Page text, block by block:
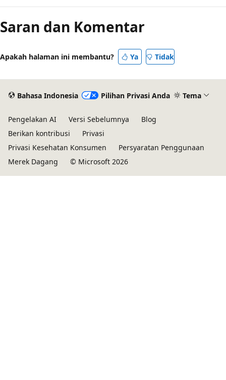
Saran dan Komentar
Apakah halaman ini membantu? Ya Tidak
Bahasa Indonesia Pilihan Privasi Anda Tema
Pengelakan AI Versi Sebelumnya
Blog
Berikan kontribusi
Privasi
Privasi Kesehatan Konsumen
Persyaratan Penggunaan
Merek Dagang
© Microsoft 2026